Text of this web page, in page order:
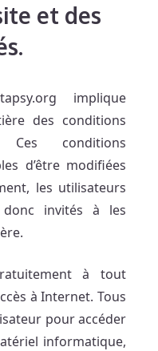
et des
implique
des conditions
Ces conditions
d’être modifiées
les utilisateurs
invités à les
à tout
à Internet. Tous
pour accéder
informatique,